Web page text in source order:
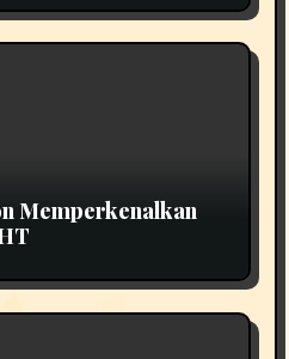
Memperkenalkan